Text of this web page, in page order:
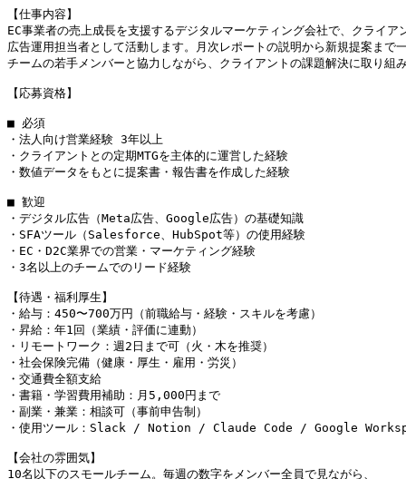
【仕事内容】
EC事業者の売上成長を支援するデジタルマーケティング会社で、クライア
広告運用担当者として活動します。月次レポートの説明から新規提案まで
チームの若手メンバーと協力しながら、クライアントの課題解決に取り組
【応募資格】
■ 必須
・法人向け営業経験 3年以上
・クライアントとの定期MTGを主体的に運営した経験
・数値データをもとに提案書・報告書を作成した経験
■ 歓迎
・デジタル広告（Meta広告、Google広告）の基礎知識
・SFAツール（Salesforce、HubSpot等）の使用経験
・EC・D2C業界での営業・マーケティング経験
・3名以上のチームでのリード経験
【待遇・福利厚生】
・給与：450〜700万円（前職給与・経験・スキルを考慮）
・昇給：年1回（業績・評価に連動）
・リモートワーク：週2日まで可（火・木を推奨）
・社会保険完備（健康・厚生・雇用・労災）
・交通費全額支給
・書籍・学習費用補助：月5,000円まで
・副業・兼業：相談可（事前申告制）
・使用ツール：Slack / Notion / Claude Code / Google
【会社の雰囲気】
10名以下のスモールチーム。毎週の数字をメンバー全員で見ながら、